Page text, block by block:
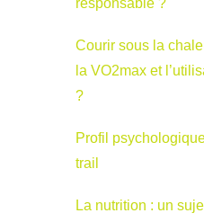
Courir sous la
la VO2max et
?
Profil
trail
La nutrition : un